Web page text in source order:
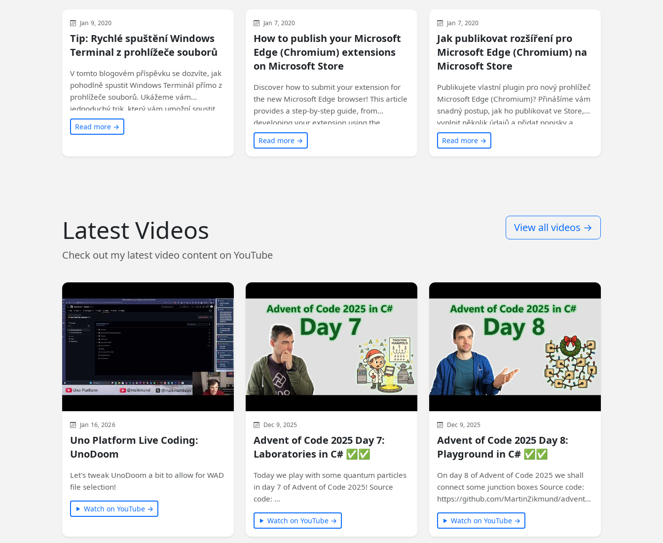
Development
Jan 9, 2020
Tip: Rychlé spuštění Windows
Terminal z prohlížeče souborů
V tomto blogovém příspěvku se dozvíte, jak
pohodlně spustit Windows Terminál přímo z
prohlížeče souborů. Ukážeme vám
jednoduchý trik, který vám umožní spustit
Terminál přímo z aktuální složky, ve které se
právě nacházíte. Přečtěte si článek a zjistěte,
Read more →
Web Development
Jan 7, 2020
How to publish your Microsoft
Edge (Chromium) extensions
on Microsoft Store
Discover how to submit your extension for
the new Microsoft Edge browser! This article
provides a step-by-step guide, from
developing your extension using the
Chrome format, to registering for a
Developer Account, and finally publishing
your extension with Store listings and
Read more →
Web Development
Jan 7, 2020
Jak publikovat rozšíření pro
Microsoft Edge (Chromium) na
Microsoft Store
Publikujete vlastní plugin pro nový prohlížeč
Microsoft Edge (Chromium)? Přinášíme vám
snadný postup, jak ho publikovat ve Store,
vyplnit několik údajů a přidat popisky a
obrázky. Edge je nový trh s méně
konkurence a velkým potenciálem. Čtěte dál
a dozvíte se, proč se vám to může vyplatit!
Read more →
Latest Videos
Check out my latest video content on YouTube
View all videos →
Jan 16, 2026
Uno Platform Live Coding:
UnoDoom
Let's tweak UnoDoom a bit to allow for WAD
file selection!
Watch on YouTube →
Dec 9, 2025
Advent of Code 2025 Day 7:
Laboratories in C# ✅✅
Today we play with some quantum particles
in day 7 of Advent of Code 2025! Source
code: …
Watch on YouTube →
Dec 9, 2025
Advent of Code 2025 Day 8:
Playground in C# ✅✅
On day 8 of Advent of Code 2025 we shall
connect some junction boxes Source code:
https://github.com/MartinZikmund/advent-
of-code #adventofcode…
Watch on YouTube →